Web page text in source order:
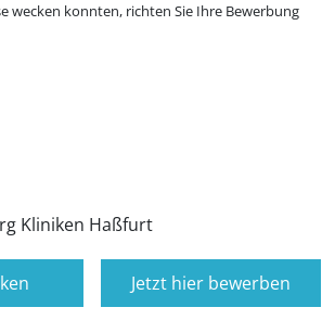
wecken konnten, richten Sie Ihre Bewerbung
Kliniken Haßfurt
Jetzt hier bewerben